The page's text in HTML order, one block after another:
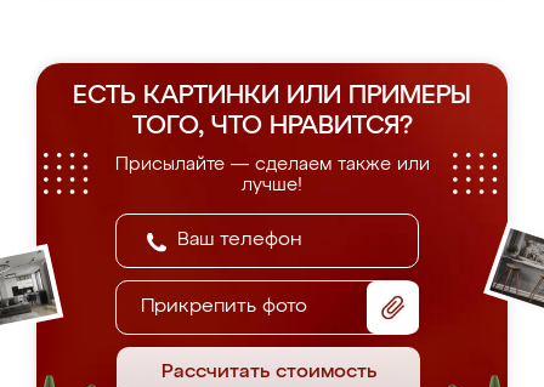
ЕСТЬ КАРТИНКИ ИЛИ ПРИМЕРЫ
ТОГО, ЧТО НРАВИТСЯ?
Присылайте — сделаем также или
лучше!
Прикрепить фото
Рассчитать стоимость